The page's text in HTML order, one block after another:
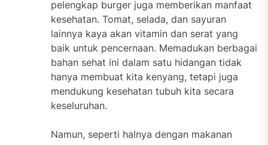
pelengkap burger juga memberikan manfaat
kesehatan. Tomat, selada, dan sayuran
lainnya kaya akan vitamin dan serat yang
baik untuk pencernaan. Memadukan berbagai
bahan sehat ini dalam satu hidangan tidak
hanya membuat kita kenyang, tetapi juga
mendukung kesehatan tubuh kita secara
keseluruhan.
Namun, seperti halnya dengan makanan